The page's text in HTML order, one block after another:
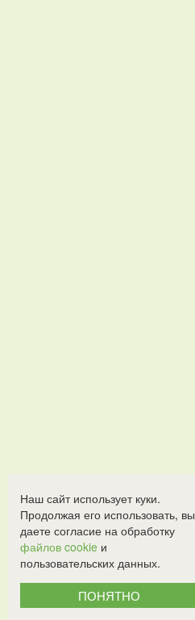
Наш сайт использует куки.
Продолжая его использовать, вы
даете согласие на обработку
файлов cookie и
пользовательских данных.
ПОНЯТНО